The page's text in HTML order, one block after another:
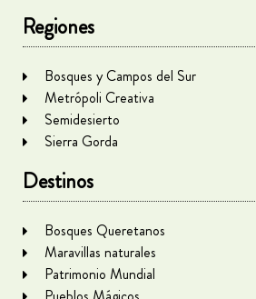
Regiones
Bosques y Campos del Sur
Metrópoli Creativa
Semidesierto
Sierra Gorda
Destinos
Bosques Queretanos
Maravillas naturales
Patrimonio Mundial